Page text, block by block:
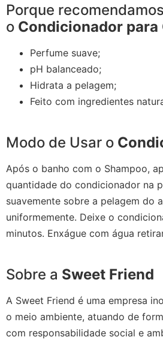
Porque recomendamos
o Condicionador para
Perfume suave;
pH balanceado;
Hidrata a pelagem;
Feito com ingredientes
Modo de Usar o
Após o banho com o Shampoo,
quantidade do condicionador na
suavemente sobre a pelagem do
uniformemente. Deixe o
minutos. Enxágue com água
Sobre a Sweet Friend
A Sweet Friend é uma empresa
o meio ambiente, atuando de
com responsabilidade social e